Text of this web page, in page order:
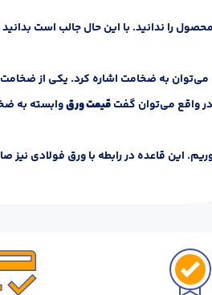
را ندانید. با این حال جالب است
به ضخامت اشاره کرد. یکی از
قیمت ورقوابسته به
این قاعده در رابطه با ورق فولادی